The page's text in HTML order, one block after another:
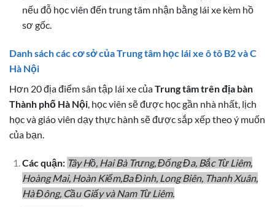
nếu đỗ học viên đến trung tâm nhận bằng lái xe kèm hồ
sơ gốc.
Danh sách các cơ sở của Trung tâm học lái xe ô tô B2 và C
Hà Nội
Hơn 20 địa điểm sân tập lái xe củaTrung tâm trên địa bàn
Thành phố Hà Nội, học viên sẽ được học gần nhà nhất, lịch
học và giáo viên dạy thực hành sẽ được sắp xếp theo ý muốn
của bạn.
Các quận: Tây Hồ, Hai Bà Trưng, Đống Đa, Bắc Từ Liêm,
Hoàng Mai, Hoàn Kiếm,Ba Đình, Long Biên, Thanh Xuân,
Hà Đông, Cầu Giấy và Nam Từ Liêm.